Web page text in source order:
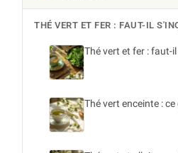
THÉ VERT ET FER : FAUT-IL
Thé vert et fer : faut-
Thé vert enceinte :